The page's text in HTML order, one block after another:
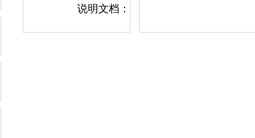
说明文档：